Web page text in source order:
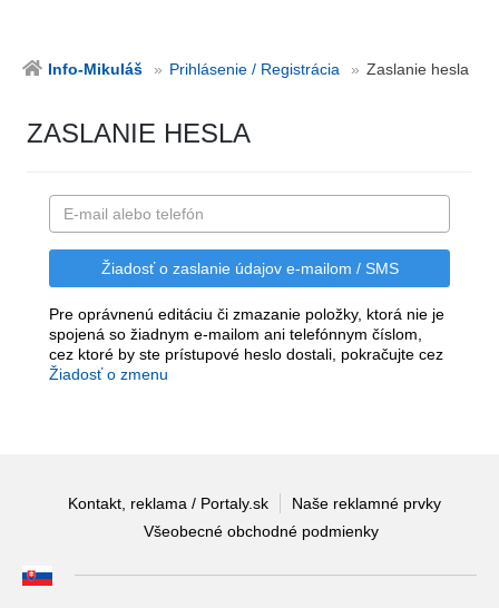
Info-Mikuláš Prihlásenie / Registrácia Zaslanie hesla
ZASLANIE HESLA
Pre oprávnenú editáciu či zmazanie položky, ktorá nie je
spojená so žiadnym e-mailom ani telefónnym číslom,
cez ktoré by ste prístupové heslo dostali, pokračujte cez
Žiadosť o zmenu
Kontakt, reklama / Portaly.sk
Naše reklamné prvky
Všeobecné obchodné podmienky